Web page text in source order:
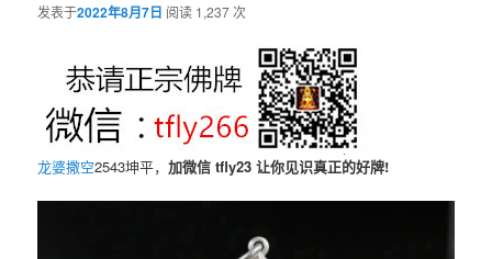
发表于2022年8月7日 阅读 1,237 次
龙婆撒空2543坤平，加微信 tfly23 让你见识真正的好牌!